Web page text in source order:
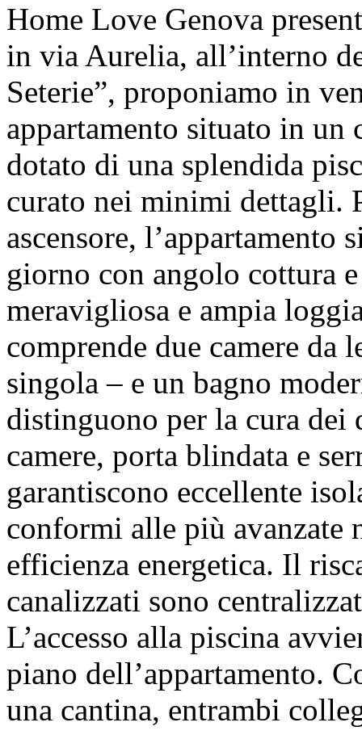
Home Love Genova
in via Aurelia, all’interno
Seterie”, proponiamo in
appartamento situato in un
dotato di una splendida
curato nei minimi dettagli.
ascensore, l’appartamento
giorno con angolo cottura
meravigliosa e ampia
comprende due camere da
singola – e un bagno
distinguono per la cura
camere, porta blindata e
garantiscono eccellente
conformi alle più avanzate
efficienza energetica. Il
canalizzati sono
L’accesso alla piscina
piano dell’appartamento.
una cantina, entrambi